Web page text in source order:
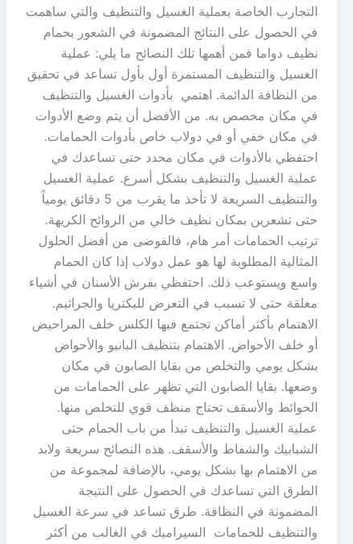
التجارب الخاصة بعملية الغسيل والتنظيف والتي ساهمت
في الحصول على النتائج المضمونة في الشعور بحمام
نظيف دواما فمن أهمها تلك النصائح ما يلي: عملية
الغسيل والتنظيف المستمرة أول بأول تساعد في تحقيق
من النظافة الدائمة. اهتمي بأدوات الغسيل والتنظيف
في مكان مخصص به. من الأفضل أن يتم وضع الأدوات
في مكان خفي أو في دولاب خاص بأدوات الحمامات.
احتفظي بالأدوات في مكان محدد حتى تساعدك في
عملية الغسيل والتنظيف بشكل أسرع. عملية الغسيل
والتنظيف السريعة لا تأخذ ما يقرب من 5 دقائق يومياً
حتى تشعرين بمكان نظيف خالي من الروائح الكريهة.
ترتيب الحمامات أمر هام، فالفوضى من أفضل الحلول
المثالية المطلوبة لها هو عمل دولاب إذا كان الحمام
واسع ويستوعب ذلك. احتفظي بفرش الأسنان في أشياء
مغلقة حتى لا تسبب في التعرض للبكتريا والجراثيم.
الاهتمام بأكثر أماكن تجتمع فيها الكلس خلف المراحيض
أو خلف الأحواض. الاهتمام بتنظيف البانيو والأحواض
بشكل يومي والتخلص من بقايا الصابون في مكان
وضعها. بقايا الصابون التي تظهر على الحمامات من
الحوائط والأسقف تحتاج منظف قوي للتخلص منها.
عملية الغسيل والتنظيف تبدأ من باب الحمام حتى
الشبابيك والشفاط والأسقف. هذه النصائح سريعة ولابد
من الاهتمام بها بشكل يومي، بالإضافة لمجموعة من
الطرق التي تساعدك في الحصول على النتيجة
المضمونة في النظافة. طرق تساعد في سرعة الغسيل
والتنظيف للحمامات السيراميك في الغالب من أكثر